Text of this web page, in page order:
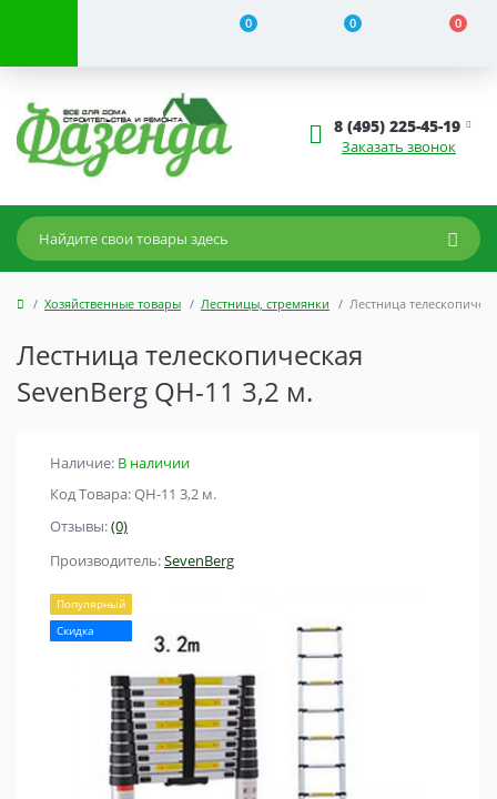
0 0 0
8 (495) 225-45-19
Заказать звонок
Хозяйственные товары Лестницы, стремянки Лестница
Лестница телескопическая
SevenBerg QH-11 3,2 м.
Наличие: В наличии
Код Товара: QH-11 3,2 м.
Отзывы:(0)
Производитель:SevenBerg
Популярный
Скидка